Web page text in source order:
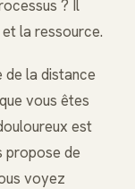
? Il
la ressource.
de la distance
vous êtes
est
propose de
voyez